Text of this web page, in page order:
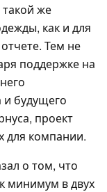
такой же
как и для
Тем не
поддержке на
и будущего
проект
для компании.
о том, что
минимум в двух